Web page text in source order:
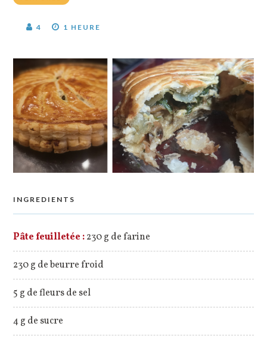
4 1 HEURE
INGREDIENTS
Pâte feuilletée :230 g de farine
230 g de beurre froid
5 g de fleurs de sel
4 g de sucre